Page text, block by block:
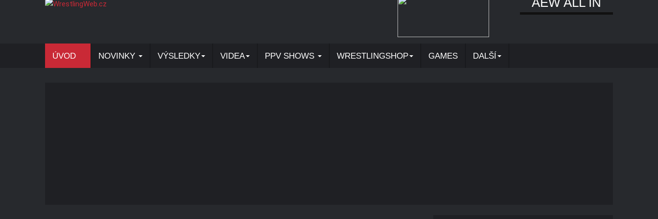
ÚVOD NOVINKY VÝSLEDKY VIDEA PPV SHOWS WRESTLINGSHOP GAMES DALŠÍ